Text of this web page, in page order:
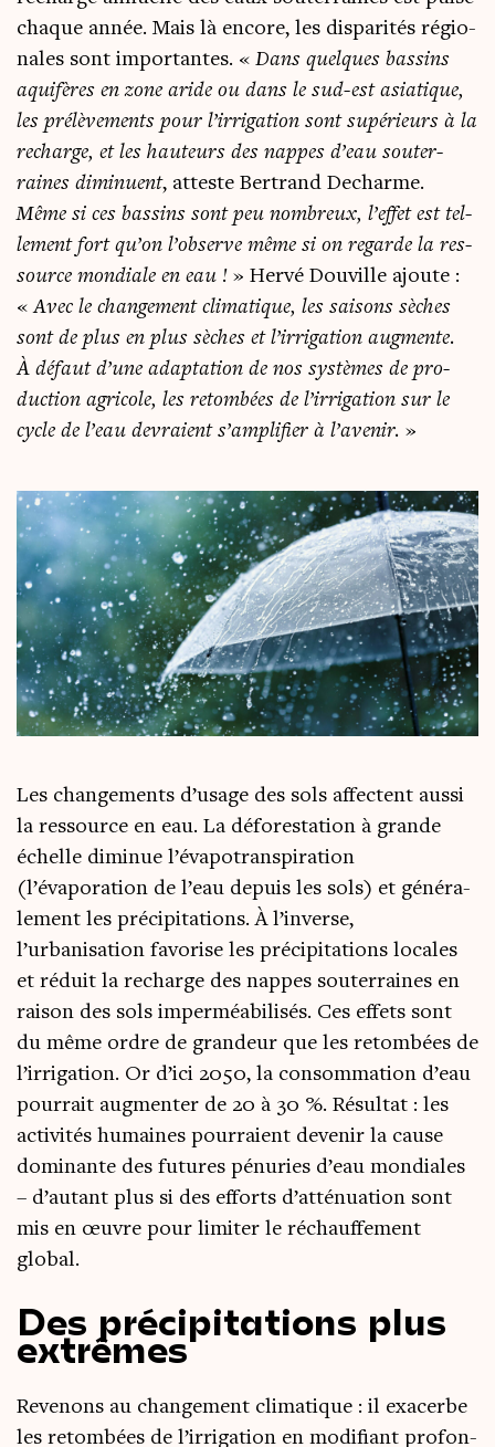
chaque année. Mais là encore, les dis­pa­ri­tés régio­
nales sont impor­tantes. « Dans quelques bas­sins
aqui­fères en zone aride ou dans le sud-est asia­tique,
les pré­lè­ve­ments pour l’irrigation sont supé­rieurs à la
recharge, et les hau­teurs des nappes d’eau sou­ter­
raines dimi­nuent, atteste Ber­trand Decharme.
Même si ces bas­sins sont peu nom­breux, l’effet est tel­
le­ment fort qu’on l’observe même si on regarde la res­
source mon­diale en eau ! » Her­vé Dou­ville ajoute :
«Avec le chan­ge­ment cli­ma­tique, les sai­sons sèches
sont de plus en plus sèches et l’irrigation aug­mente.
À défaut d’une adap­ta­tion de nos sys­tèmes de pro­
duc­tion agri­cole, les retom­bées de l’irrigation sur le
cycle de l’eau devraient s’amplifier à l’avenir. »
Les chan­ge­ments d’usage des sols affectent aus­si
la res­source en eau. La défo­res­ta­tion à grande
échelle dimi­nue l’évapotranspiration
(l’évaporation de l’eau depuis les sols) et géné­ra­
le­ment les pré­ci­pi­ta­tions. À l’inverse,
l’urbanisation favo­rise les pré­ci­pi­ta­tions locales
et réduit la recharge des nappes sou­ter­raines en
rai­son des sols imper­méa­bi­li­sés. Ces effets sont
du même ordre de gran­deur que les retom­bées de
l’irrigation. Or d’ici 2050, la consom­ma­tion d’eau
pour­rait aug­men­ter de 20 à 30 %. Résul­tat : les
acti­vi­tés humaines pour­raient deve­nir la cause
domi­nante des futures pénu­ries d’eau mon­diales
– d’autant plus si des efforts d’atténuation sont
mis en œuvre pour limi­ter le réchauf­fe­ment
global.
Des précipitations plus
extrêmes
Reve­nons au chan­ge­ment cli­ma­tique : il exa­cerbe
les retom­bées de l’irrigation en modi­fiant pro­fon­